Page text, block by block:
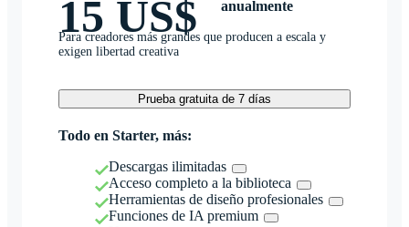
15 US$
anualmente
Para creadores más grandes que producen a escala y
exigen libertad creativa
Prueba gratuita de 7 días
Todo en Starter, más:
Descargas ilimitadas
Acceso completo a la biblioteca
Herramientas de diseño profesionales
Funciones de IA premium